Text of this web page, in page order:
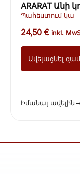
ARARAT Անի
Պահեստում կա
24,50 € inkl.
Ավելացնել
Իմանալ ավելին